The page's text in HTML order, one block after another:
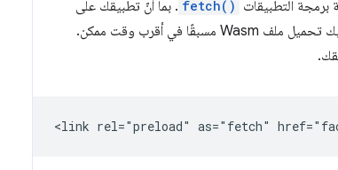
fetch() . بما أنّ تطبيقك على
الويب يعتمد على وحدة Wasm لتنفيذ المهام التي تتطلّب الكثير من وحدة المعالجة المركزية، عليك تحميل ملف Wasm مسبقًا في أقرب وقت ممكن.